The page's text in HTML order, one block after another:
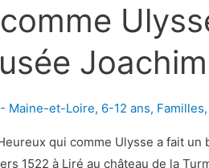
Maine-et-Loire, 6-12 ans, Familles,
qui comme Ulysse a fait
1522 à Liré au château de la